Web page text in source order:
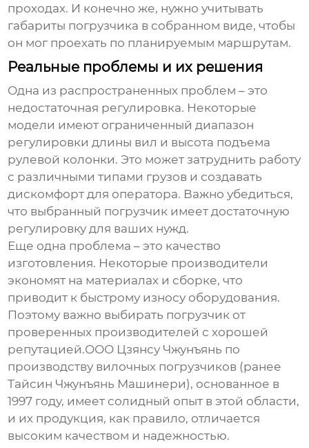
проходах. И конечно же, нужно учитывать
габариты погрузчика в собранном виде, чтобы
он мог проехать по планируемым маршрутам.
Реальные проблемы и их решения
Одна из распространенных проблем – это
недостаточная регулировка. Некоторые
модели имеют ограниченный диапазон
регулировки длины вил и высота подъема
рулевой колонки. Это может затруднить работу
с различными типами грузов и создавать
дискомфорт для оператора. Важно убедиться,
что выбранный погрузчик имеет достаточную
регулировку для ваших нужд.
Еще одна проблема – это качество
изготовления. Некоторые производители
экономят на материалах и сборке, что
приводит к быстрому износу оборудования.
Поэтому важно выбирать погрузчик от
проверенных производителей с хорошей
репутацией.ООО Цзянсу Чжунъянь по
производству вилочных погрузчиков (ранее
Тайсин Чжунъянь Машинери), основанное в
1997 году, имеет солидный опыт в этой области,
и их продукция, как правило, отличается
высоким качеством и надежностью.